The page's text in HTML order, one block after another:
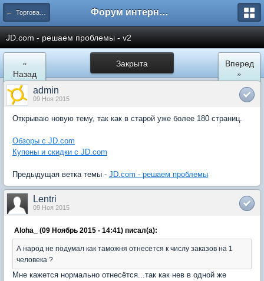
← Торговая площадка JD.com Форум интернет покупателей
JD.com - решаем проблемы - v2
Закрыта
«
Назад
Вперед
»
admin
09 Ноя 2015
Открываю новую тему, так как в старой уже более 180 страниц.
Обзоры с JD.com
Купоны и скидки с JD.com
Предыдущая ветка темы - JD.com - решаем проблемы
Lentri
09 Ноя 2015
Aloha_ (09 Ноябрь 2015 - 14:41) писал(а):
А народ не подумал как таможня отнесется к числу заказов на 1
человека ?
Мне кажется нормально отнесётся...так как нев в одной же